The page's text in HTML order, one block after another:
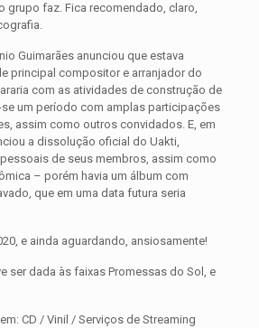
grupo faz. Fica recomendado, claro,
Guimarães anunciou que estava
principal compositor e arranjador do
com as atividades de construção de
um período com amplas participações
assim como outros convidados. E, em
a dissolução oficial do Uakti,
de seus membros, assim como
– porém havia um álbum com
que em uma data futura seria
e ainda aguardando, ansiosamente!
ser dada às faixas Promessas do Sol, e
CD / Vinil / Serviços de Streaming